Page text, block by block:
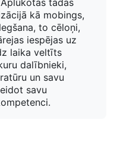
kā mobings,
to cēloņi,
iespējas uz
laika veltīts
dalībnieki,
un savu
savu